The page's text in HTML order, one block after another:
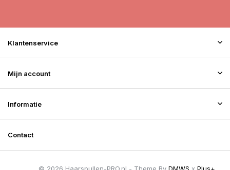
Klantenservice
Mijn account
Informatie
Contact